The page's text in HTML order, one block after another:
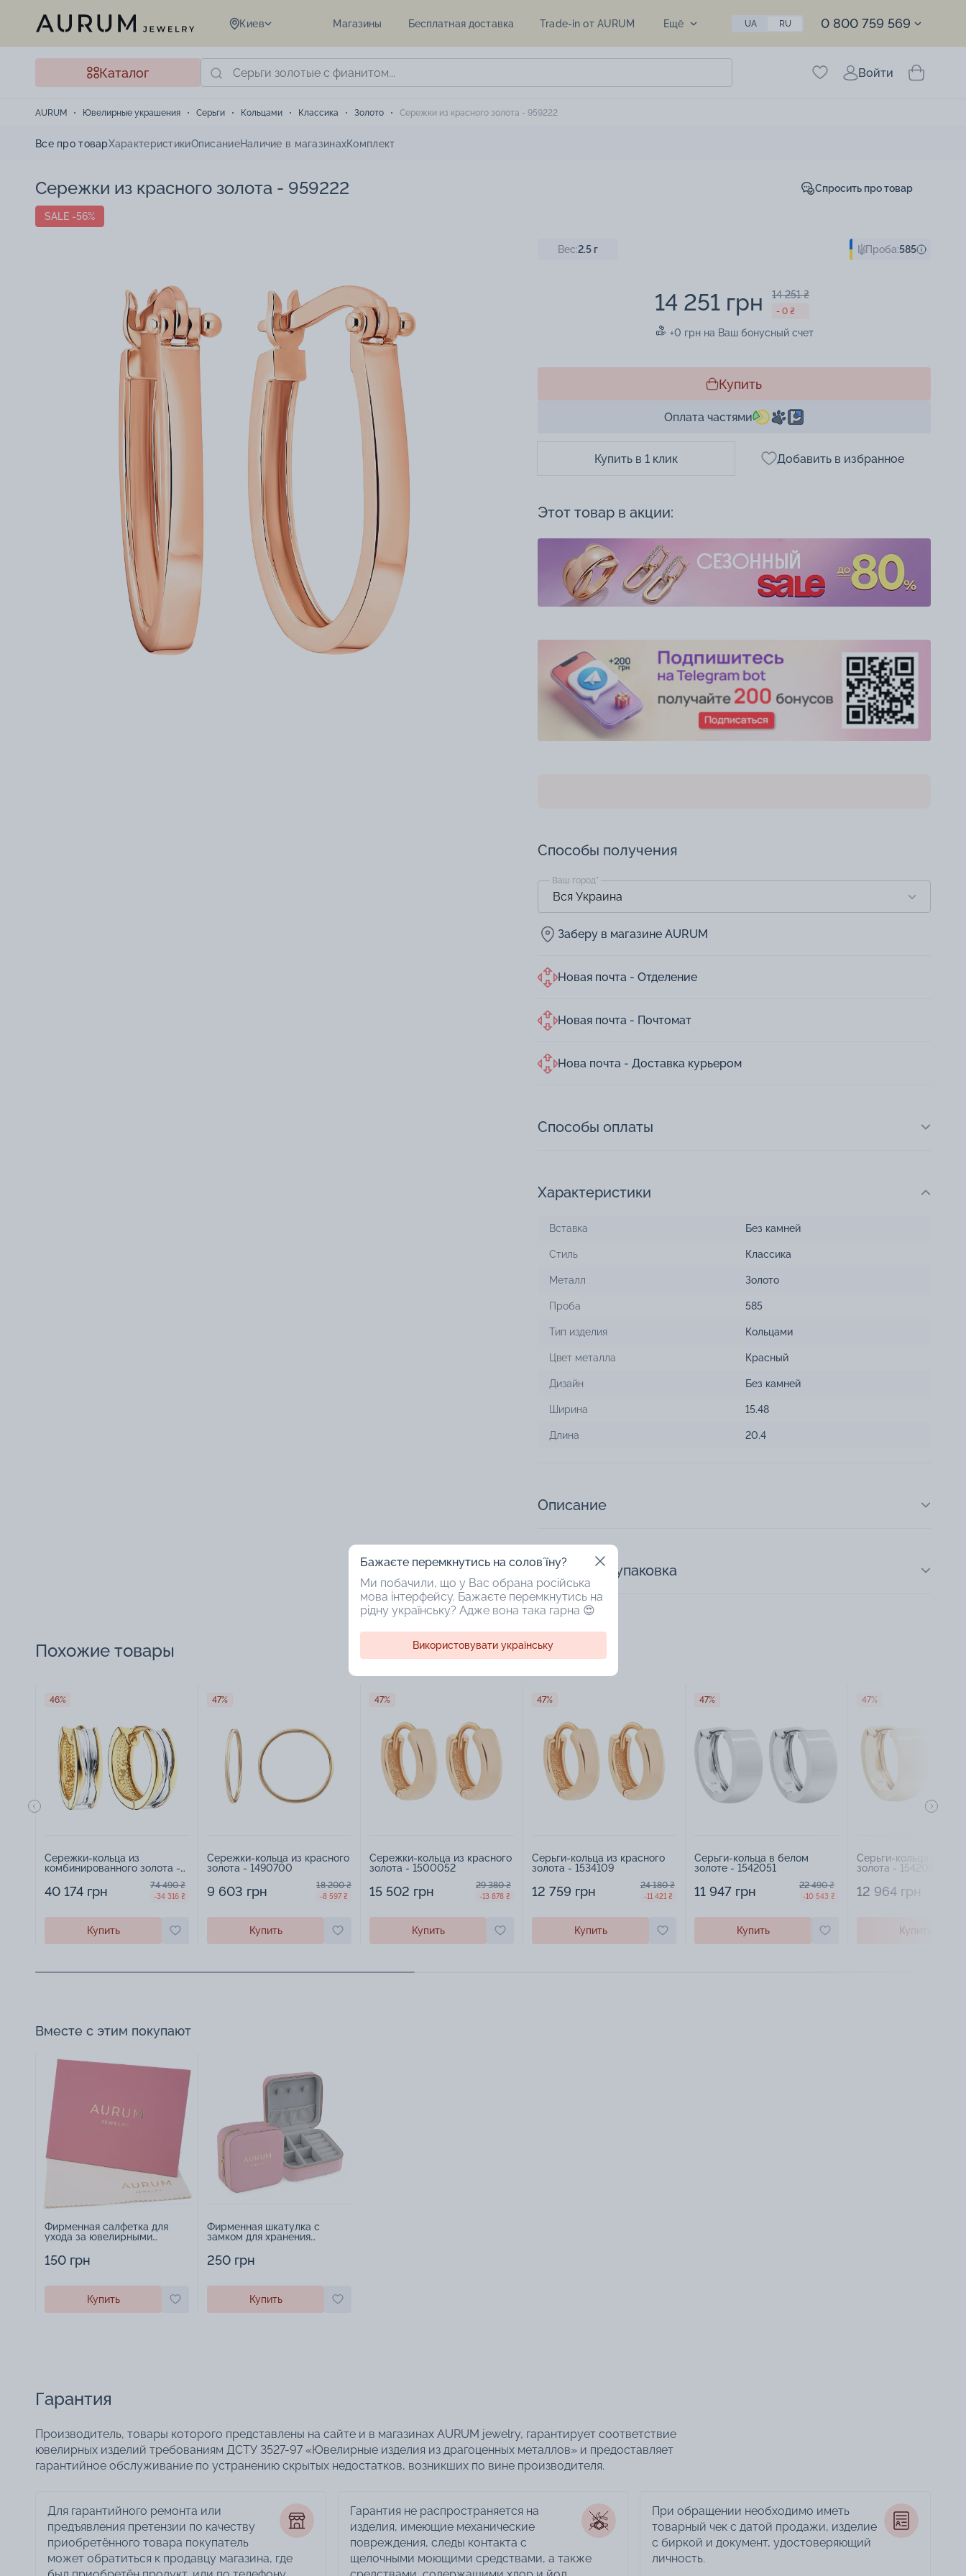
Киев Магазины Бесплатная доставка Trade-in от AURUM Ещё UA RU 0 800 759 569
Каталог Войти
AURUM Ювелирные украшения Серьги Кольцами Классика Золото Сережки из красного золота - 959222
Все про товарХарактеристикиОписаниеНаличие в магазинахКомплект
Сережки из красного золота - 959222
SALE -56%
Спросить про товар
Вес:2.5г Проба:585
14 251 грн 14 251 ₴
- 0 ₴
+0 грн на Ваш бонусный счет
Купить
Оплата частями
Купить в 1 клик Добавить в избранное
Этот товар в акции:
Способы получения
Ваш город*
Заберу в магазине AURUM
Новая почта - Отделение
Новая почта - Почтомат
Нова почта - Доставка курьером
Способы оплаты
Характеристики
Вставка Без камней
Стиль Классика
Металл Золото
Проба 585
Тип изделия Кольцами
Цвет металла Красный
Дизайн Без камней
Ширина 15.48
Длина 20.4
Описание
Доступная упаковка
Похожие товары
46%
Сережки-кольца из
комбинированного золота -
40 174 грн 74 490 ₴
-34 316 ₴
Купить
47%
Сережки-кольца из красного
золота - 1490700
9 603 грн 18 200 ₴
-8 597 ₴
Купить
47%
Сережки-кольца из красного
золота - 1500052
15 502 грн 29 380 ₴
-13 878 ₴
Купить
47%
Серьги-кольца из красного
золота - 1534109
12 759 грн 24 180 ₴
-11 421 ₴
Купить
47%
Серьги-кольца в белом
золоте - 1542051
11 947 грн 22 490 ₴
-10 543 ₴
Купить
47%
Серьги-кольца из
золота - 1542053
12 964 грн
Купить
Вместе с этим покупают
Фирменная салфетка для
ухода за ювелирными
150 грн
Купить
Фирменная шкатулка с
замком для хранения
250 грн
Купить
Гарантия
Производитель, товары которого представлены на сайте и в магазинах AURUM jewelry, гарантирует соответствие
ювелирных изделий требованиям ДСТУ 3527-97 «Ювелирные изделия из драгоценных металлов» и предоставляет
гарантийное обслуживание по устранению скрытых недостатков, возникших по вине производителя.
Для гарантийного ремонта или
предъявления претензии по качеству
приобретённого товара покупатель
может обратиться к продавцу магазина, где
Гарантия не распространяется на
изделия, имеющие механические
повреждения, следы контакта с
щелочными моющими средствами, а также
При обращении необходимо иметь
товарный чек с датой продажи, изделие
с биркой и документ, удостоверяющий
личность.
Бажаєте перемкнутись на соловʼїну?
Ми побачили, що у Вас обрана російська
мова інтерфейсу. Бажаєте перемкнутись на
рідну українську? Адже вона така гарна 😍
Використовувати українську